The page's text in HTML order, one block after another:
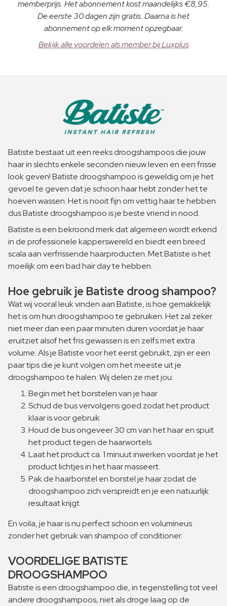
memberprijs. Het abonnement kost maandelijks €8,95.
De eerste 30 dagen zijn gratis. Daarna is het
abonnement op elk moment opzegbaar.
Bekijk alle voordelen als member bij Luxplus
Batiste bestaat uit een reeks droogshampoos die jouw
haar in slechts enkele seconden nieuw leven en een frisse
look geven! Batiste droogshampoo is geweldig om je het
gevoel te geven dat je schoon haar hebt zonder het te
hoeven wassen. Het is nooit fijn om vettig haar te hebben
dus Batiste droogshampoo is je beste vriend in nood.
Batiste is een bekroond merk dat algemeen wordt erkend
in de professionele kapperswereld en biedt een breed
scala aan verfrissende haarproducten. Met Batiste is het
moeilijk om een bad hair day te hebben.
Hoe gebruik je Batiste droog shampoo?
Wat wij vooral leuk vinden aan Batiste, is hoe gemakkelijk
het is om hun droogshampoo te gebruiken. Het zal zeker
niet meer dan een paar minuten duren voordat je haar
eruitziet alsof het fris gewassen is en zelfs met extra
volume. Als je Batiste voor het eerst gebruikt, zijn er een
paar tips die je kunt volgen om het meeste uit je
droogshampoo te halen. Wij delen ze met jou:
Begin met het borstelen van je haar
Schud de bus vervolgens goed zodat het product
klaar is voor gebruik
Houd de bus ongeveer 30 cm van het haar en spuit
het product tegen de haarwortels
Laat het product ca. 1 minuut inwerken voordat je het
product lichtjes in het haar masseert.
Pak de haarborstel en borstel je haar zodat de
droogshampoo zich verspreidt en je een natuurlijk
resultaat krijgt
En voila, je haar is nu perfect schoon en volumineus
zonder het gebruik van shampoo of conditioner.
VOORDELIGE BATISTE
DROOGSHAMPOO
Batiste is een droogshampoo die, in tegenstelling tot veel
andere droogshampoos, niet als droge laag op de